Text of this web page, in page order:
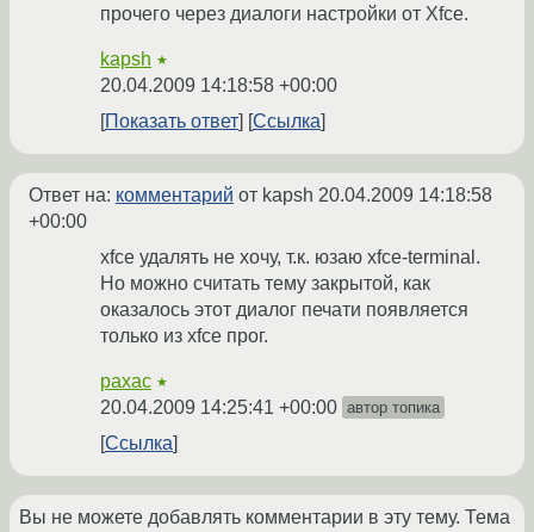
прочего через диалоги настройки от Xfce.
kapsh ★
20.04.2009 14:18:58 +00:00
Показать ответ
Ссылка
Ответ на: комментарий от kapsh 20.04.2009 14:18:58
+00:00
xfce удалять не хочу, т.к. юзаю xfce-terminal.
Но можно считать тему закрытой, как
оказалось этот диалог печати появляется
только из xfce прог.
paxac ★
20.04.2009 14:25:41 +00:00 автор топика
Ссылка
Вы не можете добавлять комментарии в эту тему. Тема